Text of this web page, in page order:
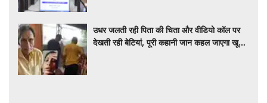
उधर जलती रही पिता की चिता और वीडियो कॉल पर
देखती रही बेटियां, पूरी कहानी जान कहल जाएगा खून,